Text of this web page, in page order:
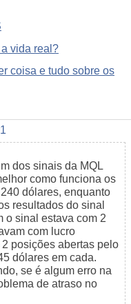
vida real?
coisa e tudo sobre os
dos sinais da MQL
como funciona os
dólares, enquanto
resultados do sinal
o sinal estava com 2
com lucro
posições abertas pelo
dólares em cada.
se é algum erro na
de atraso no